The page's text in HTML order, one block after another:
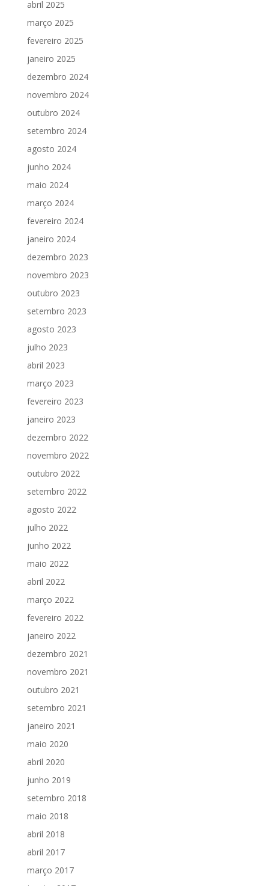
abril 2025
março 2025
fevereiro 2025
janeiro 2025
dezembro 2024
novembro 2024
outubro 2024
setembro 2024
agosto 2024
junho 2024
maio 2024
março 2024
fevereiro 2024
janeiro 2024
dezembro 2023
novembro 2023
outubro 2023
setembro 2023
agosto 2023
julho 2023
abril 2023
março 2023
fevereiro 2023
janeiro 2023
dezembro 2022
novembro 2022
outubro 2022
setembro 2022
agosto 2022
julho 2022
junho 2022
maio 2022
abril 2022
março 2022
fevereiro 2022
janeiro 2022
dezembro 2021
novembro 2021
outubro 2021
setembro 2021
janeiro 2021
maio 2020
abril 2020
junho 2019
setembro 2018
maio 2018
abril 2018
abril 2017
março 2017